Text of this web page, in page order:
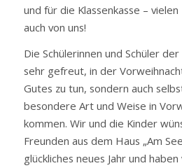
und für die Klassenkasse –
auch von uns!
Die Schülerinnen und Schüler
sehr gefreut, in der
Gutes zu tun, sondern auch
besondere Art und Weise in
kommen. Wir und die Kinder
Freunden aus dem Haus „Am
glückliches neues Jahr und